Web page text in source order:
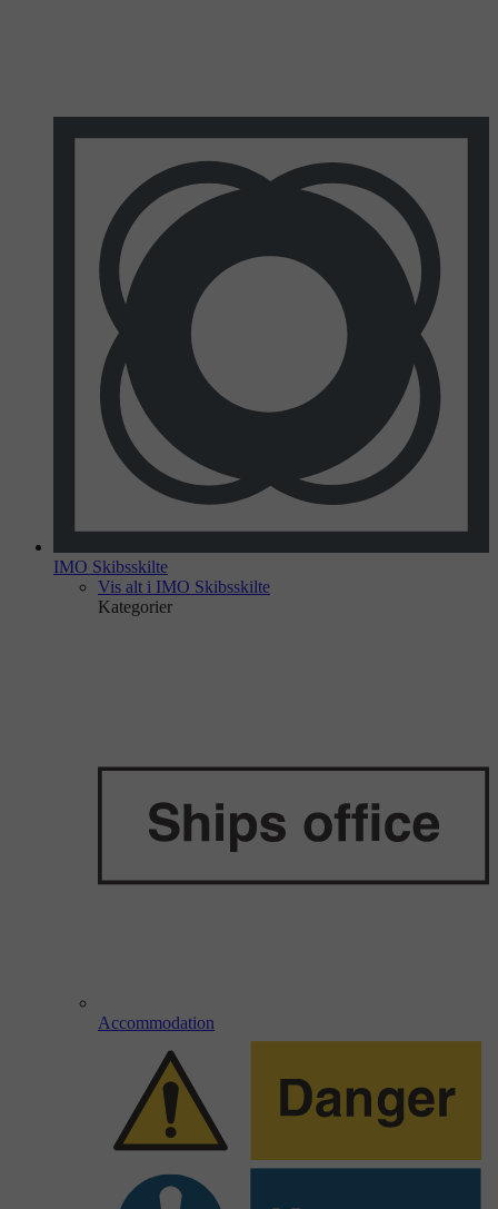
IMO Skibsskilte
Vis alt i IMO Skibsskilte
Kategorier
Accommodation